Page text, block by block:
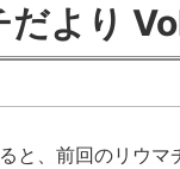
だより
と、前回のリウ